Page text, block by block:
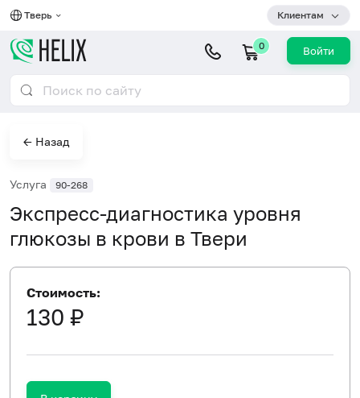
Тверь Клиентам
0 Войти
← Назад
Услуга 90-268
Экспресс-диагностика уровня
глюкозы в крови в Твери
Стоимость:
130 ₽